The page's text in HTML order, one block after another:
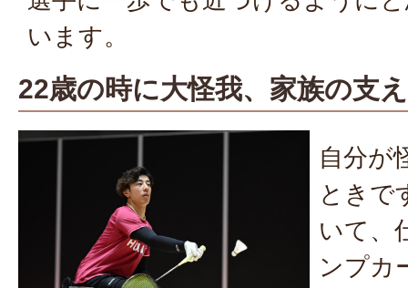
います。
22歳の時に大怪我、家族の支
自分が
ときで
いて、
ンプカ